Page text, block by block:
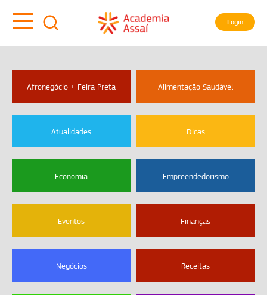
Login
Afronegócio + Feira Preta Alimentação Saudável
Atualidades Dicas
Economia Empreendedorismo
Eventos Finanças
Negócios Receitas